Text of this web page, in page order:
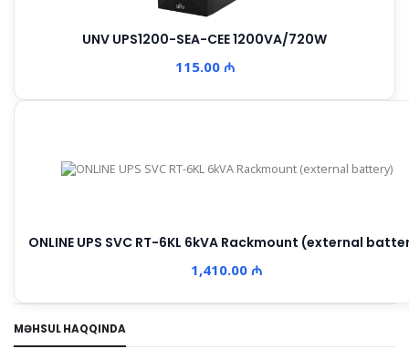
UNV UPS1200-SEA-CEE 1200VA/720W
115.00 ₼
ONLINE UPS SVC RT-6KL 6kVA Rackmount (external
1,410.00 ₼
MƏHSUL HAQQINDA